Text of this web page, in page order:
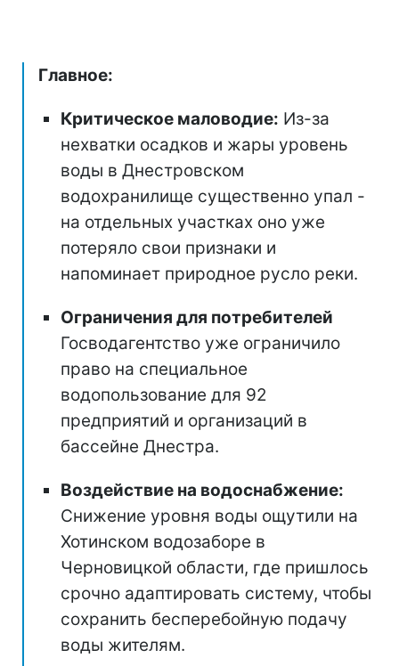
Главное:
Критическое маловодие: Из-за
нехватки осадков и жары уровень
воды в Днестровском
водохранилище существенно упал -
на отдельных участках оно уже
потеряло свои признаки и
напоминает природное русло реки.
Ограничения для потребителей
Госводагентство уже ограничило
право на специальное
водопользование для 92
предприятий и организаций в
бассейне Днестра.
Воздействие на водоснабжение:
Снижение уровня воды ощутили на
Хотинском водозаборе в
Черновицкой области, где пришлось
срочно адаптировать систему, чтобы
сохранить бесперебойную подачу
воды жителям.